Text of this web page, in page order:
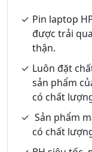
Pin laptop
được trải
thận.
Luôn đặt
sản phẩm
có chất
Sản phẩm
có chất